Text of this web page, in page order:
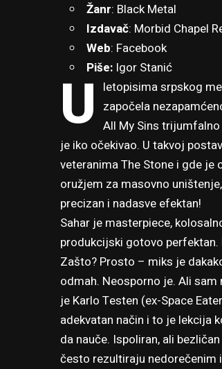
Žanr: Black Metal
Izdavač: Morbid Chapel
Web: Facebook
Piše: Igor Stanić
U letopisima srpskog
započela
All My Sins
je iko očekivao. U takvoj
veteranima The Stone i gde je
oružjem za masovno
precizan i nadasve efektan!
Sahar je masterpiece,
produkcijski gotovo
Zašto? Prosto – miks je
odmah. Neosporno je. Ali
je Karlo Testen (ex-Space
adekvatan način i to je lekcija
da nauče. Ispoliran, ali
često rezultiraju nedorečenim